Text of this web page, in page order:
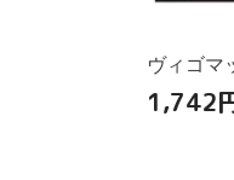
ヴィゴマ
1,742